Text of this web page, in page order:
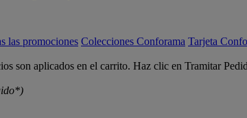
las promociones Colecciones Conforama Tarjeta
son aplicados en el carrito. Haz clic en Tramitar